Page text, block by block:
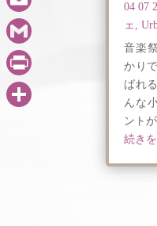
04 07
ェ ,
音楽
かり
ばれ
んな
ント
続き
Email
Gmail
PrintFriendly